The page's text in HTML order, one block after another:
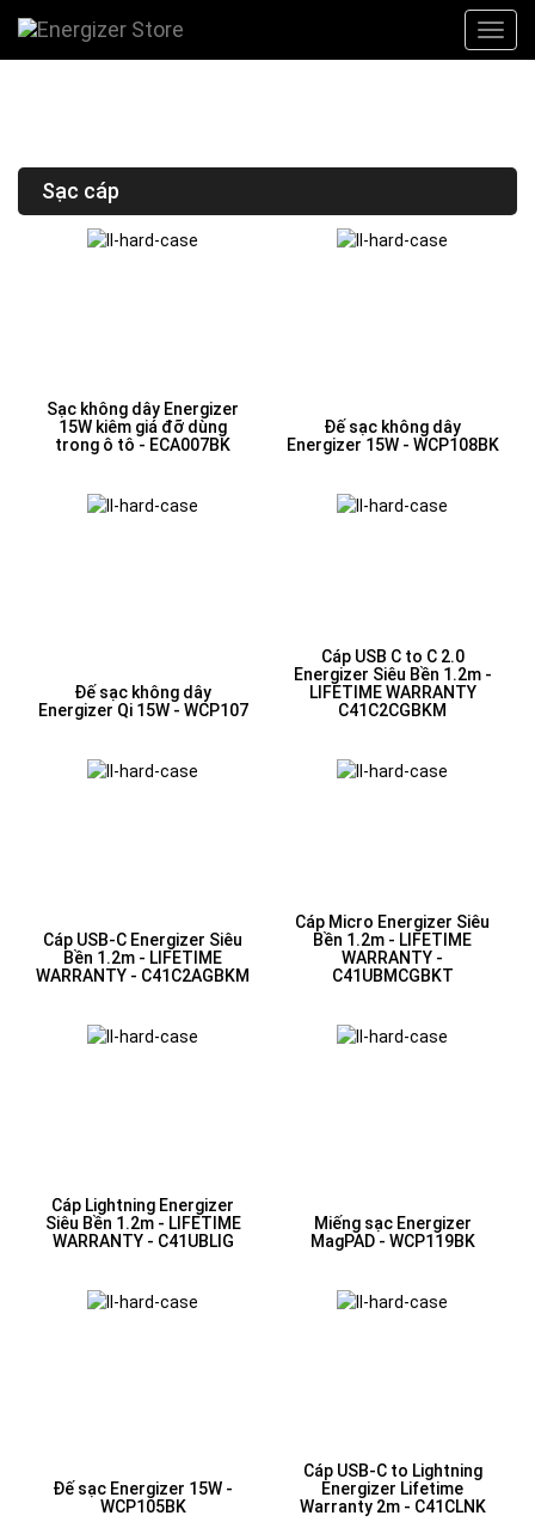
Sạc cáp
Sạc không dây Energizer
15W kiêm giá đỡ dùng
trong ô tô - ECA007BK
Đế sạc không dây
Energizer 15W - WCP108BK
Đế sạc không dây
Energizer Qi 15W - WCP107
Cáp USB C to C 2.0
Energizer Siêu Bền 1.2m -
LIFETIME WARRANTY
C41C2CGBKM
Cáp USB-C Energizer Siêu
Bền 1.2m - LIFETIME
WARRANTY - C41C2AGBKM
Cáp Micro Energizer Siêu
Bền 1.2m - LIFETIME
WARRANTY -
C41UBMCGBKT
Cáp Lightning Energizer
Siêu Bền 1.2m - LIFETIME
WARRANTY - C41UBLIG
Miếng sạc Energizer
MagPAD - WCP119BK
Đế sạc Energizer 15W -
WCP105BK
Cáp USB-C to Lightning
Energizer Lifetime
Warranty 2m - C41CLNK